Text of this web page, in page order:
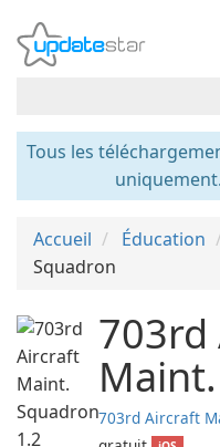
Tous les
Accueil Éducation
Squadron
703rd
703rd Aircraft